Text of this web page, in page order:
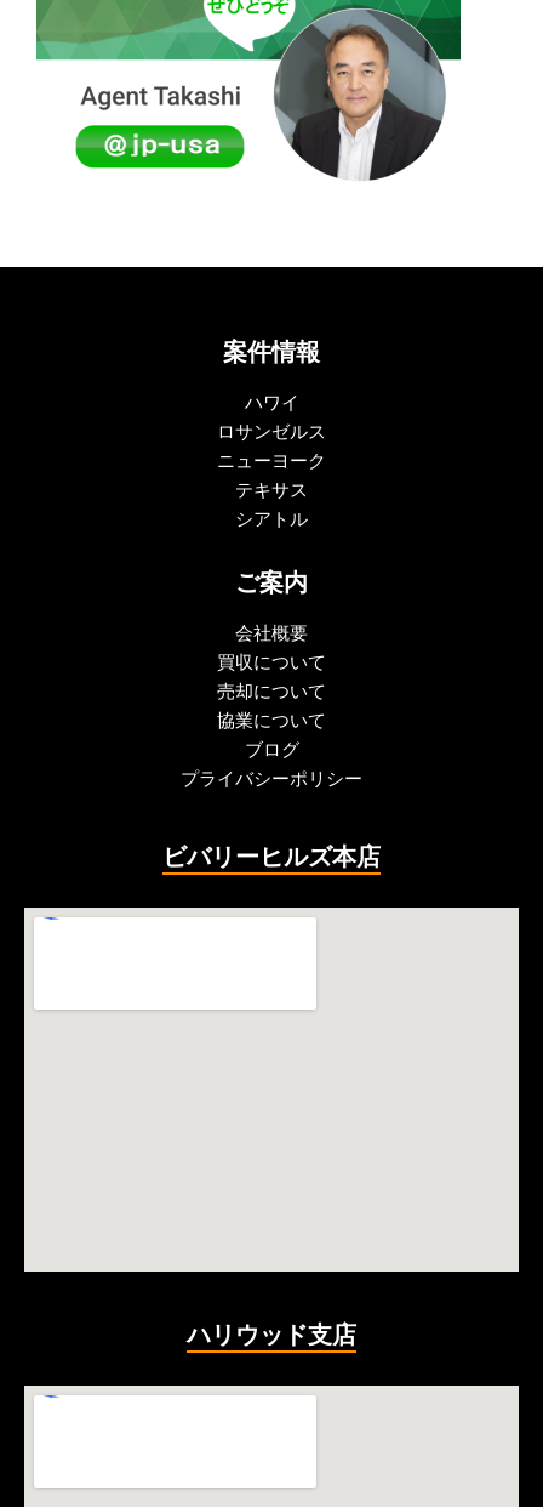
案件情報
ハワイ
ロサンゼルス
ニューヨーク
テキサス
シアトル
ご案内
会社概要
買収について
売却について
協業について
ブログ
プライバシーポリシー
ビバリーヒルズ本店
ハリウッド支店